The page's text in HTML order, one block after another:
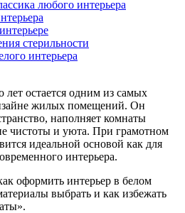
любого интерьера
стерильности
интерьера
остается одним из самых
жилых помещений. Он
наполняет комнаты
чистоты и уюта. При грамотном
идеальной основой как для
интерьера.
оформить интерьер в белом
выбрать и как избежать